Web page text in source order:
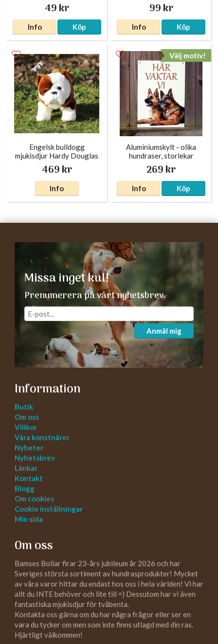
49 kr
Info Köp
99 kr
Info Köp
Engelsk bulldogg
mjukisdjur Hardy Douglas
469 kr
Info
Välj motiv!
Aluminiumskylt - olika
hundraser, storlekar
269 kr
Info Köp
Missa inget kul!
Prenumerera på vårt nyhetsbrev.
Anmäl mig
Information
Butik
Om oss
Villkor
Våra konstnärer
Nyheter
Nyhetsbrev
Länkar
Kontakt
Blogg
Om cookies
Cookie inställningar
Min sida
Om oss
Bamses Bollar firar 23-års jubileum år 2026 och har
Sveriges största sortiment av hundrasprodukter! Mycket
av våra varor hittar du endast hos oss i hela världen! Vi har
allt du INTE behöver och lite till =) Dessutom har vi även
fantastiska mjukisdjur för tvåbenta.
Kontakta oss gärna om du har några frågor eller ser en
vara du tycker om men som inte finns utlagd med din ras.
Hjärtligt välkommen!